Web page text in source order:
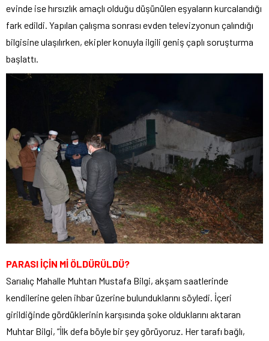
evinde ise hırsızlık amaçlı olduğu düşünülen eşyaların kurcalandığı
fark edildi. Yapılan çalışma sonrası evden televizyonun çalındığı
bilgisine ulaşılırken, ekipler konuyla ilgili geniş çaplı soruşturma
başlattı.
PARASI İÇİN Mİ ÖLDÜRÜLDÜ?
Sarıalıç Mahalle Muhtarı Mustafa Bilgi, akşam saatlerinde
kendilerine gelen ihbar üzerine bulunduklarını söyledi. İçeri
girildiğinde gördüklerinin karşısında şoke olduklarını aktaran
Muhtar Bilgi, “İlk defa böyle bir şey görüyoruz. Her tarafı bağlı,